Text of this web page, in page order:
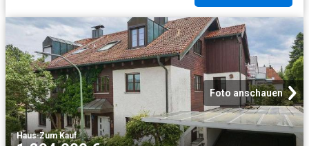
Foto anschauen
Haus·Zum Kauf